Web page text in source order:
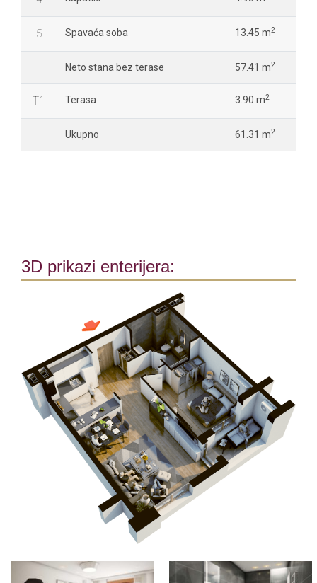
5 Spavaća soba 13.45 m2
Neto stana bez terase 57.41 m2
T1 Terasa 3.90 m2
Ukupno 61.31 m2
3D prikazi enterijera: